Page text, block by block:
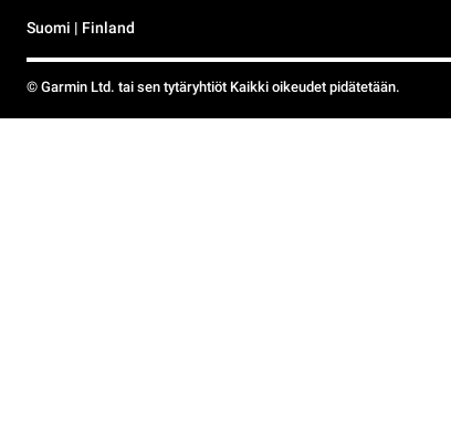
Suomi | Finland
© Garmin Ltd. tai sen tytäryhtiöt Kaikki oikeudet pidätetään.